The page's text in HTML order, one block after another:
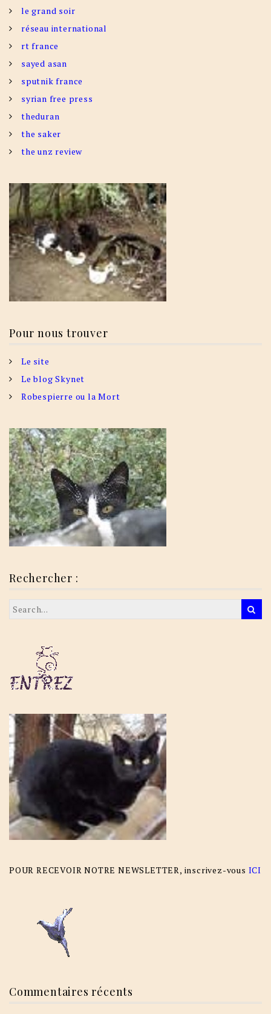
le grand soir
réseau international
rt france
sayed asan
sputnik france
syrian free press
theduran
the saker
the unz review
Pour nous trouver
Le site
Le blog Skynet
Robespierre ou la Mort
Rechercher :
POUR RECEVOIR NOTRE NEWSLETTER, inscrivez-vous ICI
Commentaires récents